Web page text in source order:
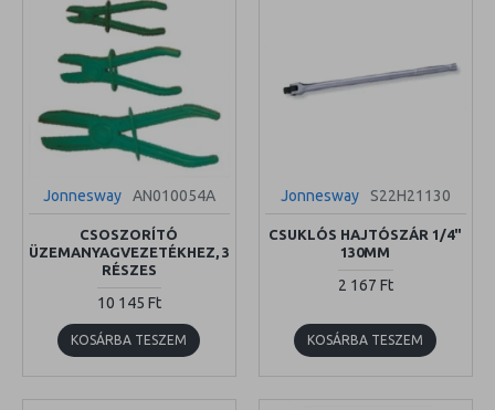
Jonnesway AN010054A
CSOSZORÍTÓ
ÜZEMANYAGVEZETÉKHEZ, 3
RÉSZES
10 145 Ft
KOSÁRBA TESZEM
Jonnesway S22H21130
CSUKLÓS HAJTÓSZÁR 1/4"
130MM
2 167 Ft
KOSÁRBA TESZEM